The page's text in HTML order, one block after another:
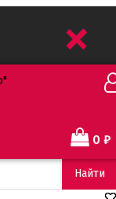
0 ₽
Найти
Сортировать:
+